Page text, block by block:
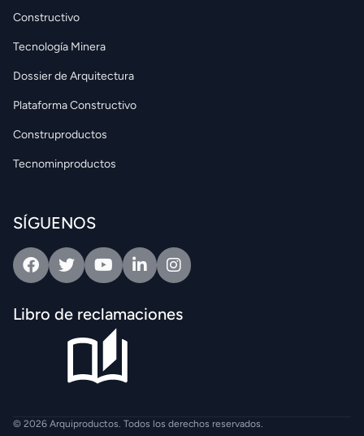
Constructivo
Tecnología Minera
Dossier de Arquitectura
Plataforma Constructivo
Construproductos
Tecnominproductos
SÍGUENOS
FacebookTwitterYoutubeLinkedinIntagram
Libro de reclamaciones
© 2026 Arquiproductos. Todos los derechos reservados.